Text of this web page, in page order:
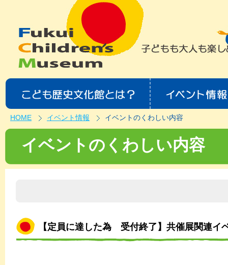
HOME イベント情報 イベントのくわしい内容
イベントのくわしい内容
【定員に達した為 受付終了】共催展関連イ